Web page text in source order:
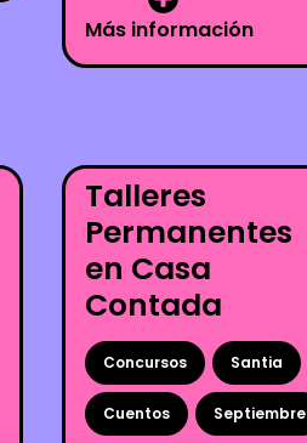
Más información
Talleres
Permanentes
en Casa
Contada
Concursos Santia
Cuentos Septiembre